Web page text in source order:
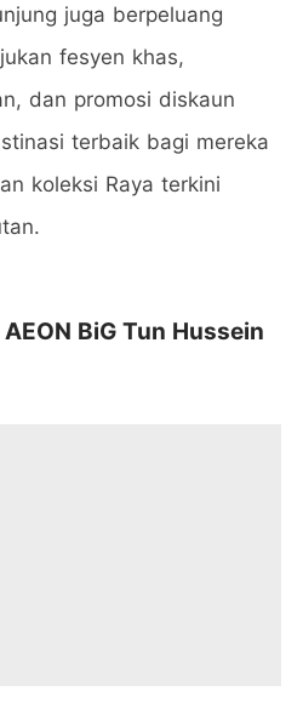
juga berpeluang
fesyen khas,
dan promosi diskaun
terbaik bagi mereka
koleksi Raya terkini
BiG Tun Hussein